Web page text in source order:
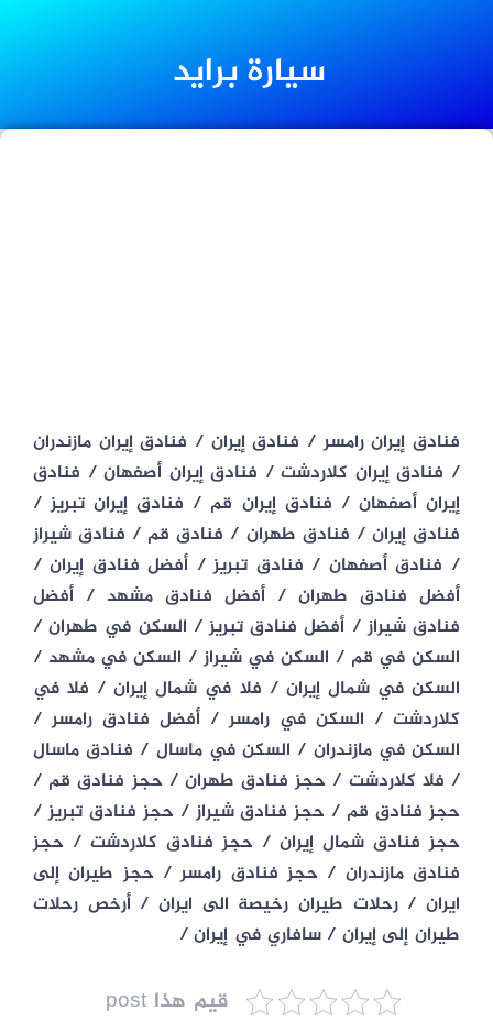
سيارة براید
فنادق إيران رامسر / فنادق إيران / فنادق إيران مازندران
/ فنادق إيران كلاردشت / فنادق إيران أصفهان / فنادق
إيران أصفهان / فنادق إيران قم / فنادق إيران تبريز /
فنادق إيران / فنادق طهران / فنادق قم / فنادق شيراز
/ فنادق أصفهان / فنادق تبريز / أفضل فنادق إيران /
أفضل فنادق طهران / أفضل فنادق مشهد / أفضل
فنادق شيراز / أفضل فنادق تبريز / السكن في طهران /
السكن في قم / السكن في شيراز / السكن في مشهد /
السكن في شمال إيران / فلا في شمال إيران / فلا في
كلاردشت / السكن في رامسر / أفضل فنادق رامسر /
السكن في مازندران / السكن في ماسال / فنادق ماسال
/ فلا كلاردشت / حجز فنادق طهران / حجز فنادق قم /
حجز فنادق قم / حجز فنادق شيراز / حجز فنادق تبريز /
حجز فنادق شمال إيران / حجز فنادق كلاردشت / حجز
فنادق مازندران / حجز فنادق رامسر / حجز طيران إلى
ايران / رحلات طيران رخيصة الى ايران / أرخص رحلات
طيران إلى إيران / سافاري في إيران /
قيم هذا post